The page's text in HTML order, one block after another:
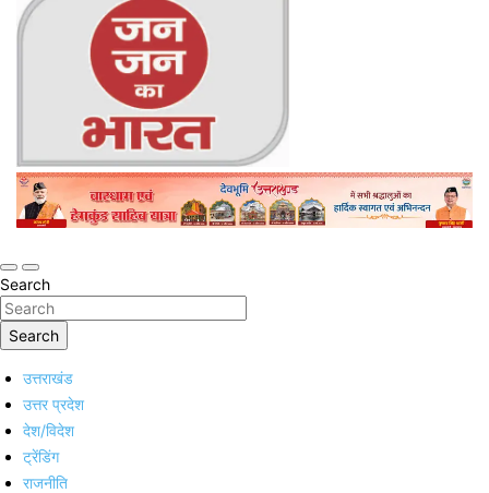
Jan Jan Ka Bharat
Online Trending Hindi News Website
Search
Search
उत्तराखंड
उत्तर प्रदेश
देश/विदेश
ट्रेंडिंग
राजनीति